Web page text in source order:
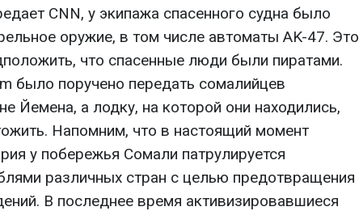
CNN, у экипажа спасенного судна было
оружие, в том числе автоматы AK-47. Это
что спасенные люди были пиратами.
было поручено передать сомалийцев
Йемена, а лодку, на которой они находились,
Напомним, что в настоящий момент
у побережья Сомали патрулируется
различных стран с целью предотвращения
В последнее время активизировавшиеся